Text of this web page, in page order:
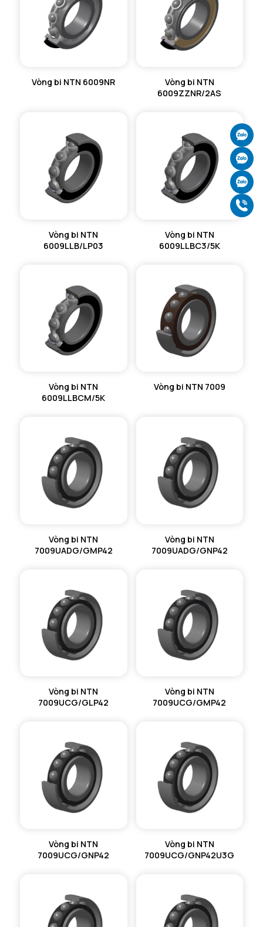
Vòng bi NTN 6009NR
Vòng bi NTN
6009ZZNR/2AS
Vòng bi NTN
6009LLB/LP03
Vòng bi NTN
6009LLBC3/5K
Vòng bi NTN
6009LLBCM/5K
Vòng bi NTN 7009
Vòng bi NTN
7009UADG/GMP42
Vòng bi NTN
7009UADG/GNP42
Vòng bi NTN
7009UCG/GLP42
Vòng bi NTN
7009UCG/GMP42
Vòng bi NTN
7009UCG/GNP42
Vòng bi NTN
7009UCG/GNP42U3G